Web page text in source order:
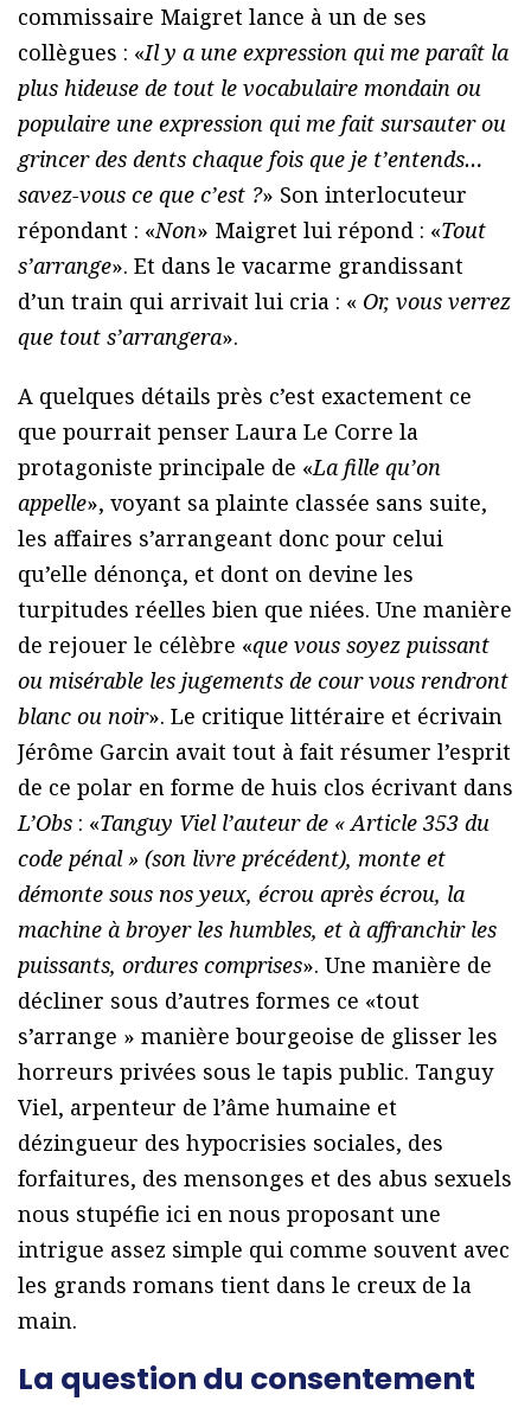
commissaire Maigret lance à un de ses
collègues : «Il y a une expression qui me paraît la
plus hideuse de tout le vocabulaire mondain ou
populaire une expression qui me fait sursauter ou
grincer des dents chaque fois que je t’entends…
savez-vous ce que c’est ?» Son interlocuteur
répondant : «Non» Maigret lui répond : «Tout
s’arrange». Et dans le vacarme grandissant
d’un train qui arrivait lui cria : « Or, vous verrez
que tout s’arrangera».
A quelques détails près c’est exactement ce
que pourrait penser Laura Le Corre la
protagoniste principale de «La fille qu’on
appelle», voyant sa plainte classée sans suite,
les affaires s’arrangeant donc pour celui
qu’elle dénonça, et dont on devine les
turpitudes réelles bien que niées. Une manière
de rejouer le célèbre «que vous soyez puissant
ou misérable les jugements de cour vous rendront
blanc ou noir». Le critique littéraire et écrivain
Jérôme Garcin avait tout à fait résumer l’esprit
de ce polar en forme de huis clos écrivant dans
L’Obs : «Tanguy Viel l’auteur de « Article 353 du
code pénal » (son livre précédent), monte et
démonte sous nos yeux, écrou après écrou, la
machine à broyer les humbles, et à affranchir les
puissants, ordures comprises». Une manière de
décliner sous d’autres formes ce «tout
s’arrange » manière bourgeoise de glisser les
horreurs privées sous le tapis public. Tanguy
Viel, arpenteur de l’âme humaine et
dézingueur des hypocrisies sociales, des
forfaitures, des mensonges et des abus sexuels
nous stupéfie ici en nous proposant une
intrigue assez simple qui comme souvent avec
les grands romans tient dans le creux de la
main.
La question du consentement